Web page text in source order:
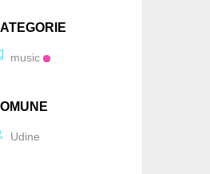
music
Udine